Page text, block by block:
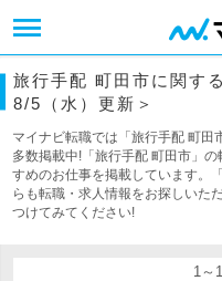
旅行手配 町田市に関す
8/5（水）更新＞
マイナビ転職では「旅行手配 町田
多数掲載中!「旅行手配 町田市」
すめのお仕事を掲載しています。
らも転職・求人情報をお探しいた
つけてみてください!
1～